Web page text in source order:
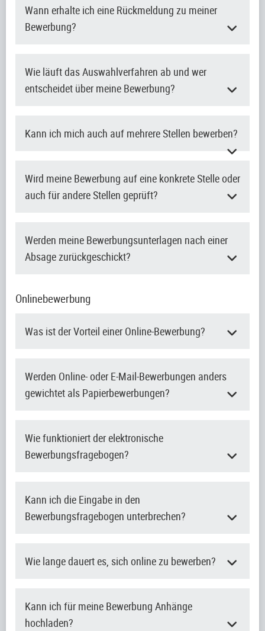
Wann erhalte ich eine Rückmeldung zu meiner
Bewerbung?
Wie läuft das Auswahlverfahren ab und wer
entscheidet über meine Bewerbung?
Kann ich mich auch auf mehrere Stellen bewerben?
Wird meine Bewerbung auf eine konkrete Stelle oder
auch für andere Stellen geprüft?
Werden meine Bewerbungsunterlagen nach einer
Absage zurückgeschickt?
Onlinebewerbung
Was ist der Vorteil einer Online-Bewerbung?
Werden Online- oder E-Mail-Bewerbungen anders
gewichtet als Papierbewerbungen?
Wie funktioniert der elektronische
Bewerbungsfragebogen?
Kann ich die Eingabe in den
Bewerbungsfragebogen unterbrechen?
Wie lange dauert es, sich online zu bewerben?
Kann ich für meine Bewerbung Anhänge
hochladen?